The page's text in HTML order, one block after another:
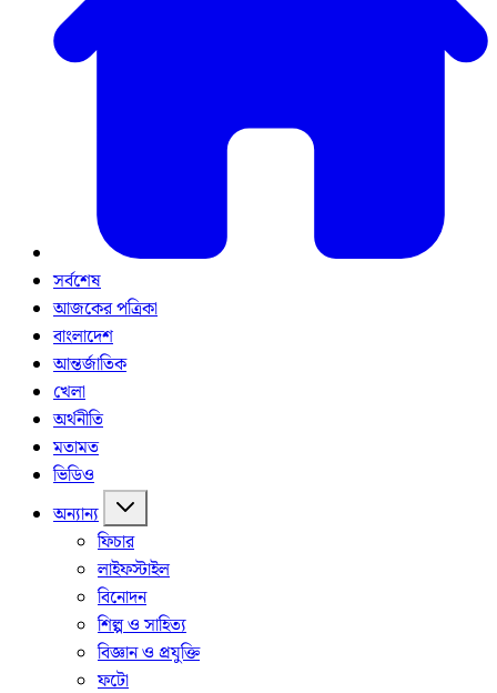
সর্বশেষ
আজকের পত্রিকা
বাংলাদেশ
আন্তর্জাতিক
খেলা
অর্থনীতি
মতামত
ভিডিও
অন্যান্য
ফিচার
লাইফস্টাইল
বিনোদন
শিল্প ও সাহিত্য
বিজ্ঞান ও প্রযুক্তি
ফটো